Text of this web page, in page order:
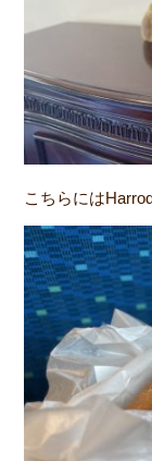
こちらには